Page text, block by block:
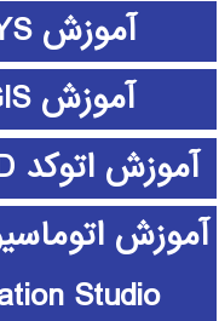
آموزش ANSYS
آموزش ArcGIS
آموزش اتوکد AUTOCAD
آموزش
Studio